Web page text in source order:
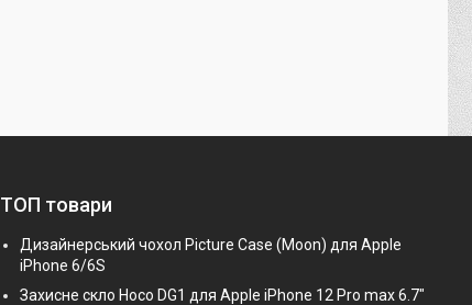
ТОП товари
Дизайнерський чохол Picture Case (Moon) для Apple
iPhone 6/6S
Захисне скло Hoco DG1 для Apple iPhone 12 Pro max 6.7"